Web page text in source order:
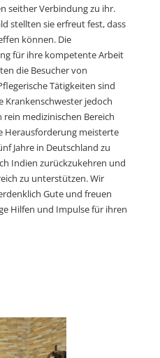
seither Verbindung zu ihr.
stellten sie erfreut fest, dass
können. Die
für ihre kompetente Arbeit
die Besucher von
Tätigkeiten sind
Krankenschwester jedoch
medizinischen Bereich
Herausforderung meisterte
Jahre in Deutschland zu
Indien zurückzukehren und
zu unterstützen. Wir
Gute und freuen
Hilfen und Impulse für ihren